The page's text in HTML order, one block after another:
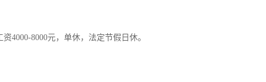
4000-8000元，单休，法定节假日休。